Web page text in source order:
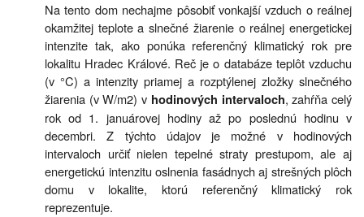
Na tento dom nechajme pôsobiť vonkajší vzduch o reálnej
okamžitej teplote a slnečné žiarenie o reálnej energetickej
intenzite tak, ako ponúka referenčný klimatický rok pre
lokalitu Hradec Králové. Reč je o databáze teplôt vzduchu
(v °C) a intenzity priamej a rozptýlenej zložky slnečného
žiarenia (v W/m2) v hodinových intervaloch, zahŕňa celý
rok od 1. januárovej hodiny až po poslednú hodinu v
decembri. Z týchto údajov je možné v hodinových
intervaloch určiť nielen tepelné straty prestupom, ale aj
energetickú intenzitu oslnenia fasádnych aj strešných plôch
domu v lokalite, ktorú referenčný klimatický rok
reprezentuje.